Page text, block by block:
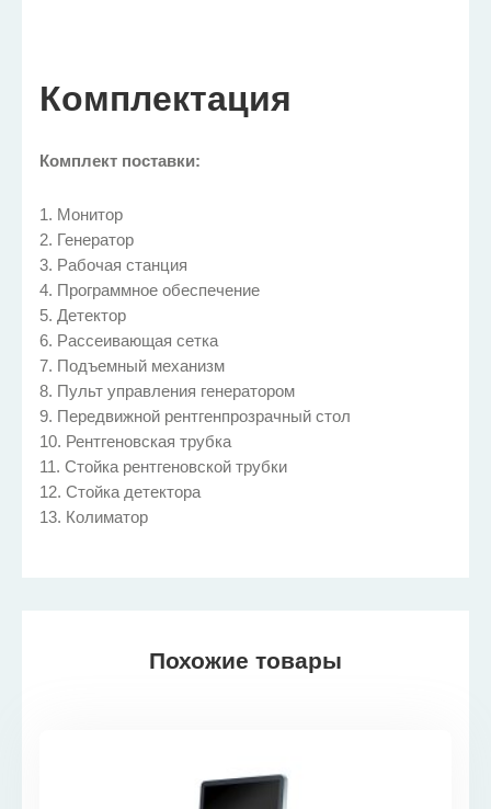
Комплектация
Комплект поставки:
1. Монитор
2. Генератор
3. Рабочая станция
4. Программное обеспечение
5. Детектор
6. Рассеивающая сетка
7. Подъемный механизм
8. Пульт управления генератором
9. Передвижной рентгенпрозрачный стол
10. Рентгеновская трубка
11. Стойка рентгеновской трубки
12. Стойка детектора
13. Колиматор
Похожие товары